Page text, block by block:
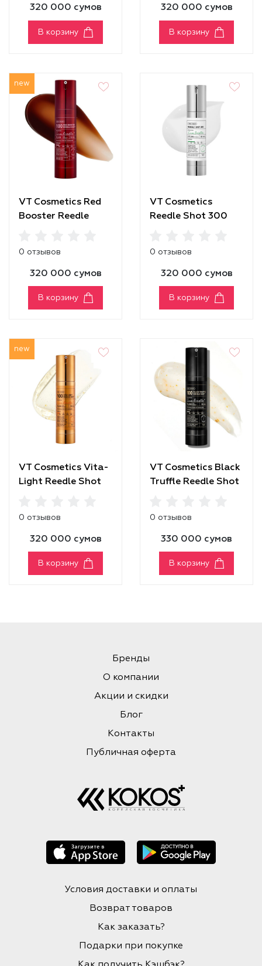
320 000 сумов
В корзину
320 000 сумов
В корзину
new
VT Cosmetics Red
Booster Reedle
0 отзывов
320 000 сумов
В корзину
VT Cosmetics
Reedle Shot 300
0 отзывов
320 000 сумов
В корзину
new
VT Cosmetics Vita-
Light Reedle Shot
0 отзывов
320 000 сумов
В корзину
VT Cosmetics Black
Truffle Reedle Shot
0 отзывов
330 000 сумов
В корзину
Бренды
О компании
Акции и скидки
Блог
Контакты
Публичная оферта
Условия доставки и оплаты
Возврат товаров
Как заказать?
Подарки при покупке